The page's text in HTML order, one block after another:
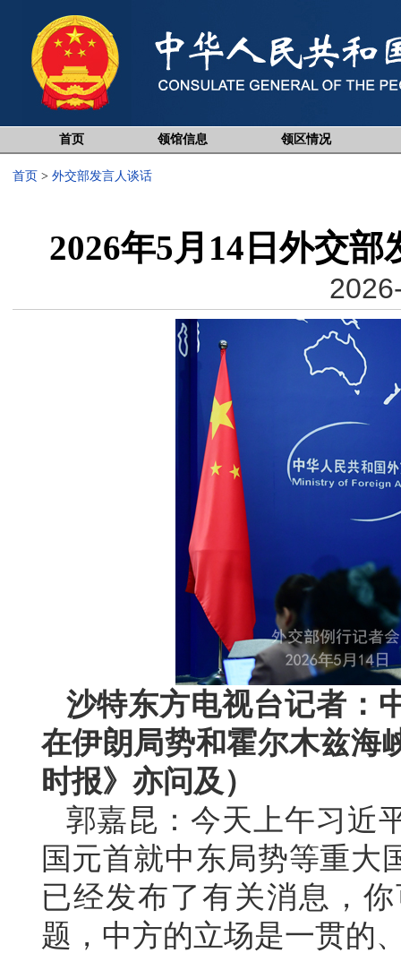
首页 领馆信息 领区情况
首页 > 外交部发言人谈话
2026年5月14日外交
沙特东方电视台记者：
在伊朗局势和霍尔木兹海
时报》亦问及）
郭嘉昆：今天上午习近
国元首就中东局势等重大
已经发布了有关消息，
题，中方的立场是一贯的